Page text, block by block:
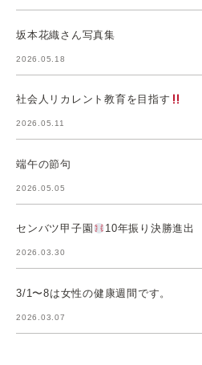
坂本花織さん写真集
2026.05.18
社会人リカレント教育を目指す
2026.05.11
端午の節句
2026.05.05
センバツ甲子園 10年振り決勝進出
2026.03.30
3/1〜8は女性の健康週間です。
2026.03.07